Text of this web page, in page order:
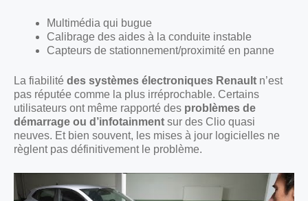
Multimédia qui bugue
Calibrage des aides à la conduite instable
Capteurs de stationnement/proximité en panne
La fiabilité des systèmes électroniques Renault n’est
pas réputée comme la plus irréprochable. Certains
utilisateurs ont même rapporté des problèmes de
démarrage ou d’infotainment sur des Clio quasi
neuves. Et bien souvent, les mises à jour logicielles ne
règlent pas définitivement le problème.